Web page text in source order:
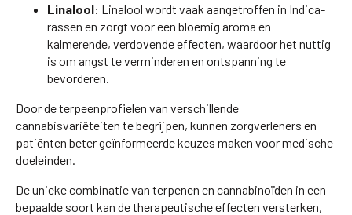
Linalool: Linalool wordt vaak aangetroffen in Indica-
rassen en zorgt voor een bloemig aroma en
kalmerende, verdovende effecten, waardoor het nuttig
is om angst te verminderen en ontspanning te
bevorderen.
Door de terpeenprofielen van verschillende
cannabisvariëteiten te begrijpen, kunnen zorgverleners en
patiënten beter geïnformeerde keuzes maken voor medische
doeleinden.
De unieke combinatie van terpenen en cannabinoïden in een
bepaalde soort kan de therapeutische effecten versterken,